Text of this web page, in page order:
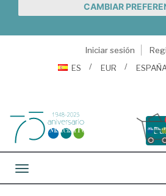
CAMBIAR
Iniciar sesión
ES
EUR
Toggle navigation